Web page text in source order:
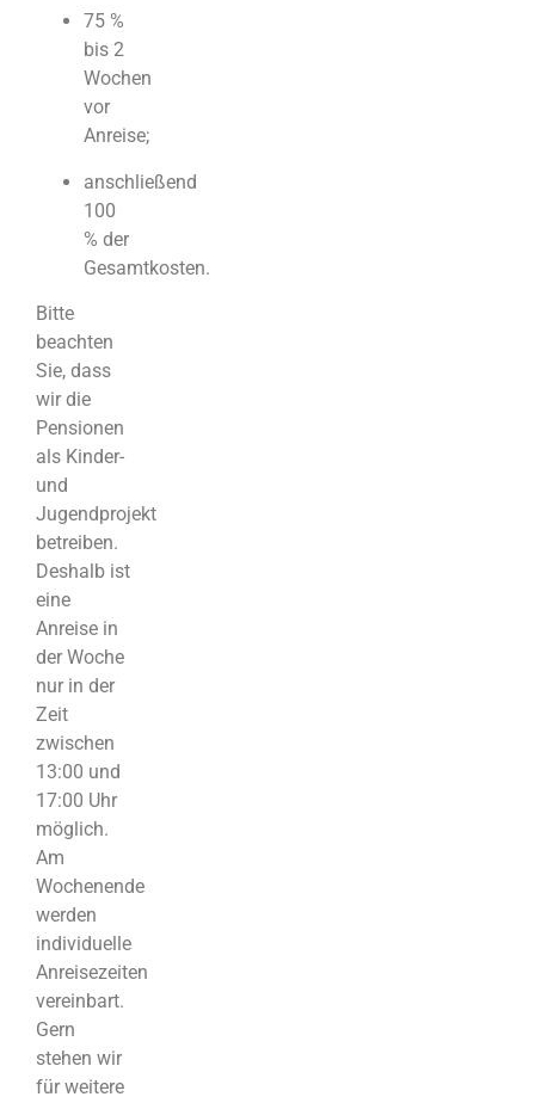
75 %
bis 2
Wochen
vor
Anreise;
anschließend
100
% der
Gesamtkosten.
Bitte
beachten
Sie, dass
wir die
Pensionen
als Kinder-
und
Jugendprojekt
betreiben.
Deshalb ist
eine
Anreise in
der Woche
nur in der
Zeit
zwischen
13:00 und
17:00 Uhr
möglich.
Am
Wochenende
werden
individuelle
Anreisezeiten
vereinbart.
Gern
stehen wir
für weitere